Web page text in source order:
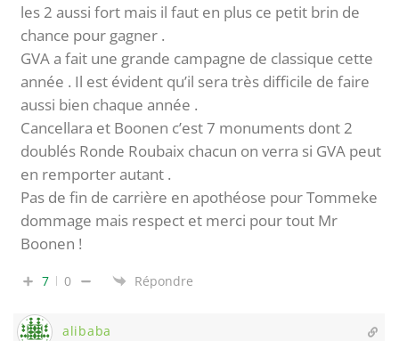
les 2 aussi fort mais il faut en plus ce petit brin de
chance pour gagner .
GVA a fait une grande campagne de classique cette
année . Il est évident qu’il sera très difficile de faire
aussi bien chaque année .
Cancellara et Boonen c’est 7 monuments dont 2
doublés Ronde Roubaix chacun on verra si GVA peut
en remporter autant .
Pas de fin de carrière en apothéose pour Tommeke
dommage mais respect et merci pour tout Mr
Boonen !
7 0 Répondre
alibaba